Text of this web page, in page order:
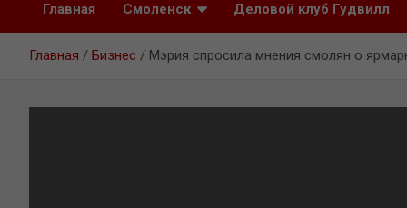
Главная Смоленск Деловой клуб Гудвилл
Главная Бизнес Мэрия спросила мнения смолян о